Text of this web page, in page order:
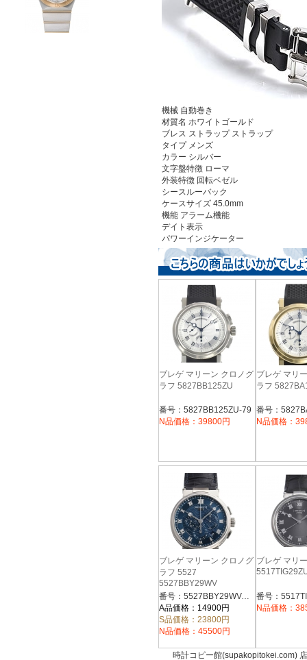
機械 自動巻き
材質名 ホワイトゴールド
ブレス ストラップ ストラップ
タイプ メンズ
カラー シルバー
文字盤特徴 ローマ
外装特徴 回転ベゼル
シースルーバック
ケースサイズ 45.0mm
機能 アラーム機能
デイト表示
パワーインジケーター
ブレゲ マリーン クロノグ
ラフ 5827BB125ZU
番号：5827BB125ZU-79
N品価格：39800円
ブレゲ マリ
ラフ
番号：
N品価格：
ブレゲ マリーン クロノグ
ラフ 5527
5527BBY29WV
番号：5527BBY29WV-79
A品価格：14900円
S品価格：23800円
N品価格：45500円
ブレゲ マリ
番号：
N品価格：
時計コピー館(supakopitokei.com)